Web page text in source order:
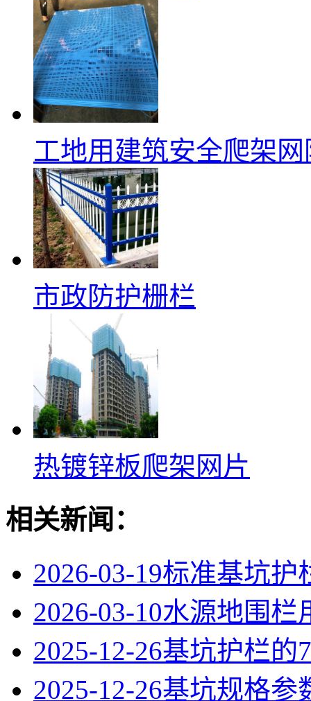
工地用建筑安全爬架
市政防护栅栏
热镀锌板爬架网片
相关新闻：
2026-03-19标准基坑护
2026-03-10水源地围栏
2025-12-26基坑护栏的
2025-12-26基坑规格参